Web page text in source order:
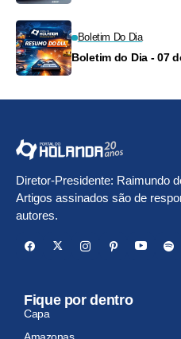
Boletim Do Dia
Boletim do Dia - 07
Diretor-Presidente: Raimundo
Artigos assinados são de
autores.
Fique por dentro
Capa